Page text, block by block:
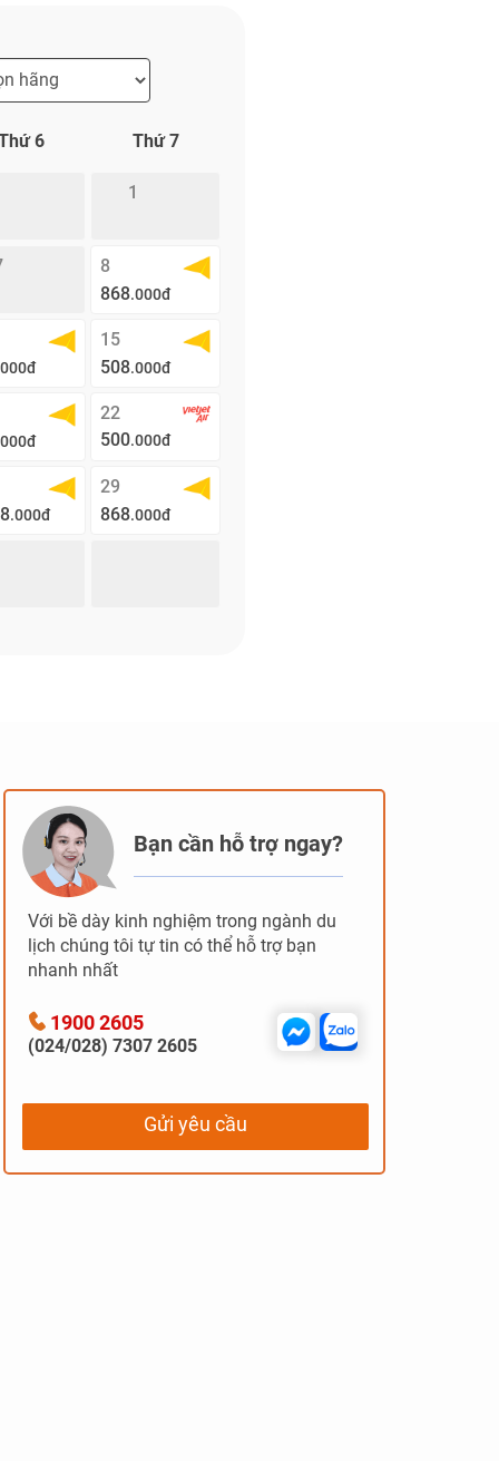
6 Thứ 7
1
8
868.000đ
15
508.000đ
22
500.000đ
.000đ
29
868.000đ
Bạn cần hỗ trợ ngay?
Với bề dày kinh nghiệm trong ngành du
lịch chúng tôi tự tin có thể hỗ trợ bạn
nhanh nhất
1900 2605
(024/028) 7307 2605
Gửi yêu cầu